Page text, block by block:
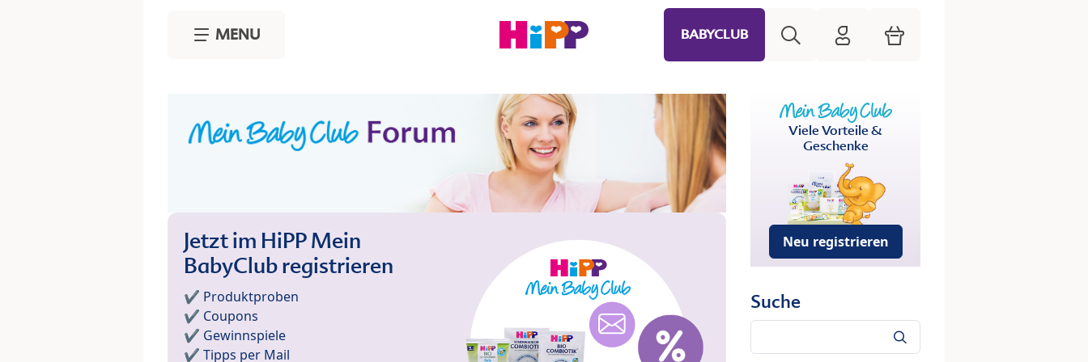
MENU BABYCLUB HiPP Mein Babyclub
Warenkorb
Jetzt im HiPP Mein
BabyClub registrieren
✔️ Produktproben
✔️ Coupons
✔️ Gewinnspiele
✔️ Tipps per Mail
Viele Vorteile &
Geschenke
Neu registrieren
Suche